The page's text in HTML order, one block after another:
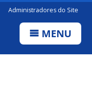
Administradores do Site
MENU